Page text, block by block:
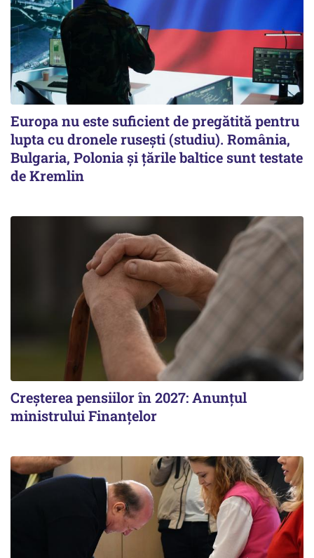
Europa nu este suficient de pregătită pentru
lupta cu dronele rusești (studiu). România,
Bulgaria, Polonia și țările baltice sunt testate
de Kremlin
Creșterea pensiilor în 2027: Anunțul
ministrului Finanțelor